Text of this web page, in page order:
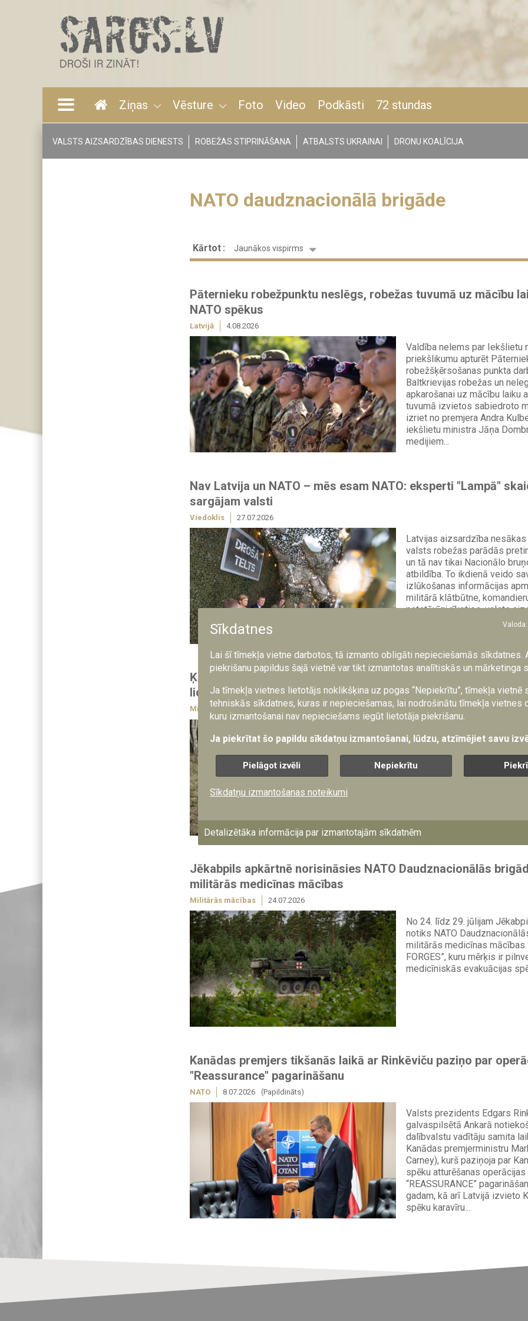
Main
navigation
Ziņas Vēsture Foto Video Podkāsti 72 stundas
VALSTS AIZSARDZĪBAS DIENESTS ROBEŽAS STIPRINĀŠANA ATBALSTS UKRAINAI DRONU KOALĪCIJA
NATO daudznacionālā brigāde
Kārtot Jaunākos vispirms
Pāternieku robežpunktu neslēgs, robežas tuvumā uz mācību
NATO spēkus
Latvijā 4.08.2026
Valdība nelems par Iekšlietu
priekšlikumu apturēt
robežšķērsošanas punkta
Baltkrievijas robežas un
apkarošanai uz mācību laiku
tuvumā izvietos sabiedroto
izriet no premjera Andra
iekšlietu ministra Jāņa
medijiem...
Nav Latvija un NATO – mēs esam NATO: eksperti "Lampā"
sargājam valsti
Viedoklis 27.07.2026
Latvijas aizsardzība
valsts robežas parādās
un tā nav tikai Nacionālo
atbildība. To ikdienā veido
izlūkošanas informācijas
militārā klātbūtne,
patstāvīgi rīkoties, valsts
dienests, sabiedrības
Ķekavas novadā notiks NATO Daudznacionālās brigādes
lidaparātu apmācības
Militārās mācības 24.07.2026
Daugmales pagasta Kausu
Daudznacionālās brigāde
bezpilota lidaparātu
prasmes bezpilota lidaparātu
Jēkabpils apkārtnē norisināsies NATO Daudznacionālās
militārās medicīnas mācības
Militārās mācības 24.07.2026
No 24. līdz 29. jūlijam
notiks NATO
militārās medicīnas mācības
FORGES”, kuru mērķis ir
medicīniskās evakuācijas
Kanādas premjers tikšanās laikā ar Rinkēviču paziņo par
"Reassurance" pagarināšanu
NATO 8.07.2026 (Papildināts)
Valsts prezidents Edgars
galvaspilsētā Ankarā
dalībvalstu vadītāju samita
Kanādas premjerministru
Carney), kurš paziņoja par
spēku atturēšanas operācijas
“REASSURANCE”
gadam, kā arī Latvijā izvieto
spēku karavīru...
More
Sīkdatnes Valoda:
Lai šī tīmekļa vietne darbotos, tā izmanto obligāti nepieciešamās sīkdatnes.
piekrišanu papildus šajā vietnē var tikt izmantotas analītiskās un mārketinga
Ja tīmekļa vietnes lietotājs noklikšķina uz pogas “Nepiekrītu”, tīmekļa vietnē
tehniskās sīkdatnes, kuras ir nepieciešamas, lai nodrošinātu tīmekļa vietnes
kuru izmantošanai nav nepieciešams iegūt lietotāja piekrišanu.
Ja piekrītat šo papildu sīkdatņu izmantošanai, lūdzu, atzīmējiet savu
Pielāgot izvēli Nepiekrītu
Sīkdatņu izmantošanas noteikumi
Detalizētāka informācija par izmantotajām sīkdatnēm